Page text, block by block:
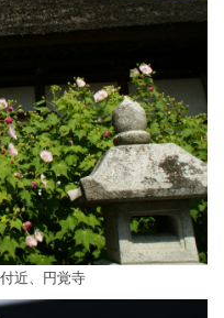
近、円覚寺